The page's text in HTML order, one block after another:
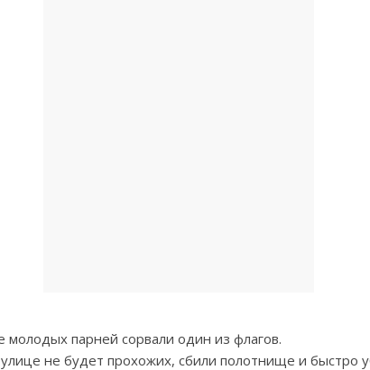
молодых парней сорвали один из флагов.
не будет прохожих, сбили полотнище и быстро